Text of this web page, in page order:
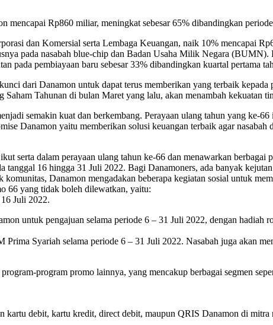
Rp860 miliar, meningkat sebesar 65% dibandingkan
dan Komersial serta Lembaga Keuangan, naik 10% mencapai
pada nasabah blue-chip dan Badan Usaha Milik Negara (BUMN).
pada pembiayaan baru sebesar 33% dibandingkan kuartal pertama
dari Danamon untuk dapat terus memberikan yang terbaik
Tahunan di bulan Maret yang lalu, akan menambah kekuatan
semakin kuat dan berkembang. Perayaan ulang tahun yang ke-
Danamon yaitu memberikan solusi keuangan terbaik agar
serta dalam perayaan ulang tahun ke-66 dan menawarkan
16 hingga 31 Juli 2022. Bagi Danamoners, ada banyak
Danamon mengadakan beberapa kegiatan sosial untuk
66 yang tidak boleh dilewatkan, yaitu:
Juli 2022.
untuk pengajuan selama periode 6 – 31 Juli 2022, dengan hadiah
Syariah selama periode 6 – 31 Juli 2022. Nasabah juga akan
program promo lainnya, yang mencakup berbagai segmen
kartu debit, kartu kredit, direct debit, maupun QRIS Danamon di mitra